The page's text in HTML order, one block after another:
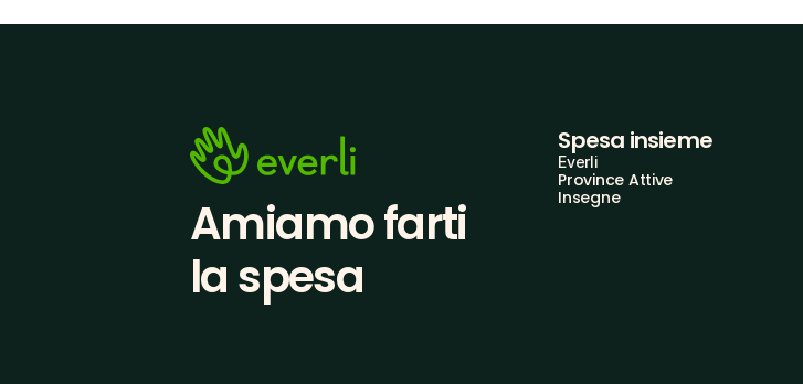
Amiamo farti
la spesa
Spesa insieme
Everli
Province Attive
Insegne